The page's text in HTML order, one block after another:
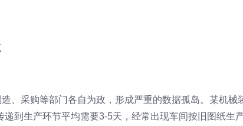
、采购等部门各自为政，形成严重的数据孤岛。某机械
到生产环节平均需要3-5天，经常出现车间按旧图纸生